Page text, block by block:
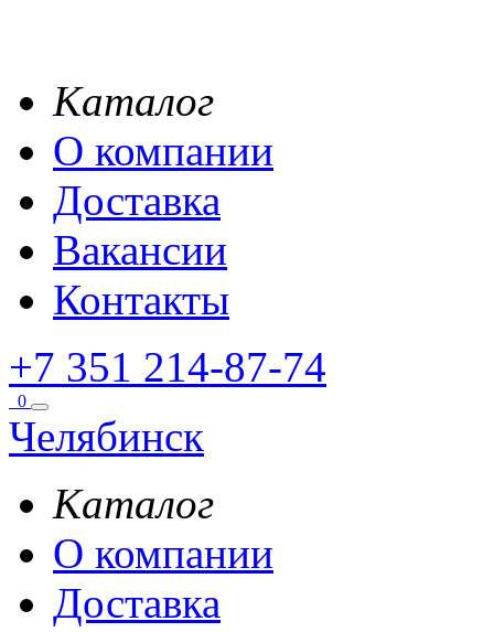
Каталог
О компании
Доставка
Вакансии
Контакты
+7 351 214-87-74
0
Челябинск
Каталог
О компании
Доставка